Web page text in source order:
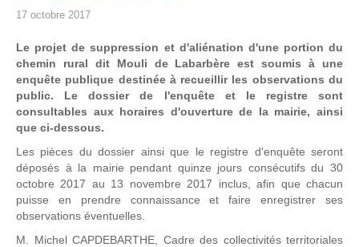
17 octobre 2017
Le projet de suppression et d'aliénation d'une portion du
chemin rural dit Mouli de Labarbère est soumis à une
enquête publique destinée à recueillir les observations du
public. Le dossier de l'enquête et le registre sont
consultables aux horaires d'ouverture de la mairie, ainsi
que ci-dessous.
Les pièces du dossier ainsi que le registre d'enquête seront
déposés à la mairie pendant quinze jours consécutifs du 30
octobre 2017 au 13 novembre 2017 inclus, afin que chacun
puisse en prendre connaissance et faire enregistrer ses
observations éventuelles.
M. Michel CAPDEBARTHE, Cadre des collectivités territoriales